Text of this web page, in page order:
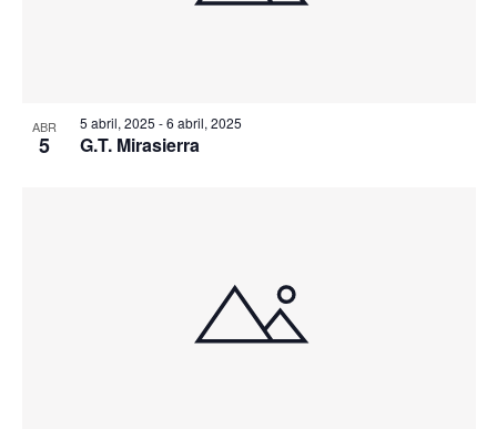
ABR
5
5 abril, 2025 -6 abril, 2025
G.T. Mirasierra